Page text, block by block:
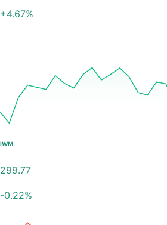
+4.67%
IWM
299.77
-0.22%